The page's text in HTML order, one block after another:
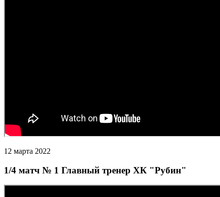
12 марта 2022
1/4 матч № 1 Главный тренер ХК "Рубин"